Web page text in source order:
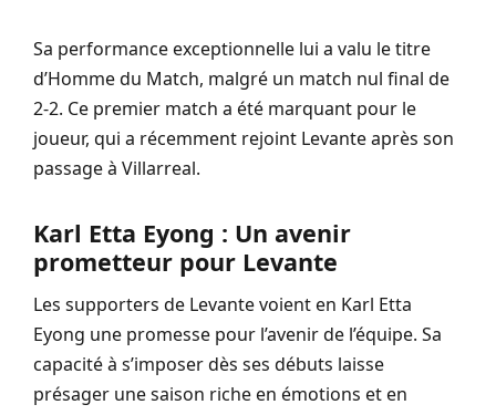
Sa performance exceptionnelle lui a valu le titre
d’Homme du Match, malgré un match nul final de
2-2. Ce premier match a été marquant pour le
joueur, qui a récemment rejoint Levante après son
passage à Villarreal.
Karl Etta Eyong : Un avenir
prometteur pour Levante
Les supporters de Levante voient en Karl Etta
Eyong une promesse pour l’avenir de l’équipe. Sa
capacité à s’imposer dès ses débuts laisse
présager une saison riche en émotions et en